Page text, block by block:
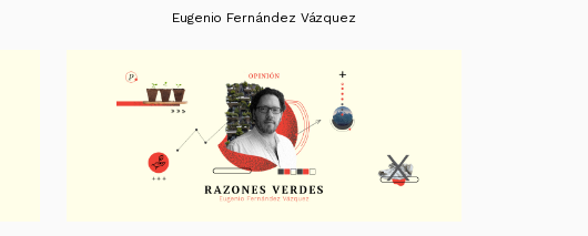
Eugenio Fernández Vázquez